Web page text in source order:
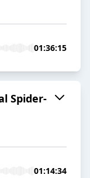
01:36:15
Spider-
01:14:34